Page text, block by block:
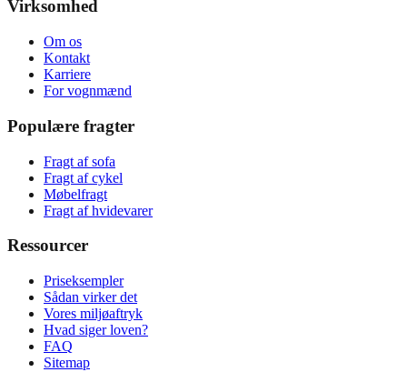
Virksomhed
Om os
Kontakt
Karriere
For vognmænd
Populære fragter
Fragt af sofa
Fragt af cykel
Møbelfragt
Fragt af hvidevarer
Ressourcer
Priseksempler
Sådan virker det
Vores miljøaftryk
Hvad siger loven?
FAQ
Sitemap